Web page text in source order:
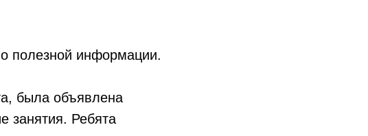
полезной информации.
была объявлена
занятия. Ребята